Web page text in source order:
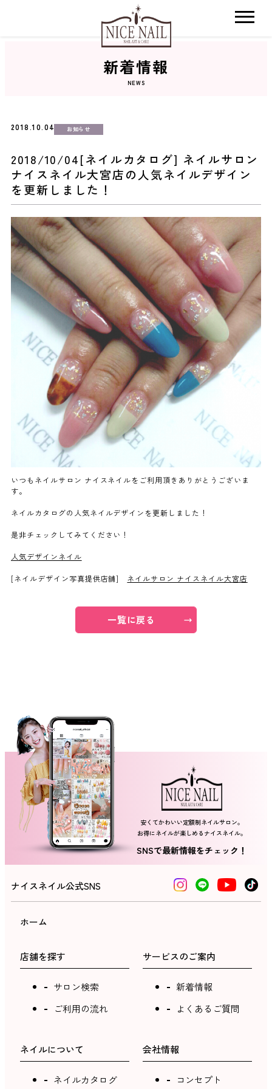
おすすめクーポン
料金メニュー
コンセプト
よくあるご質問
ご利用の流れ
取り扱いカラー
ネイル用語
消費者志向自主宣言
採用情報
ネイルスクール
新着情報
NEWS
2018.10.04 お知らせ
2018/10/04[ネイルカタログ] ネイルサロン
ナイスネイル大宮店の人気ネイルデザイン
を更新しました！
いつもネイルサロン ナイスネイルをご利用頂きありがとうございま
す。
ネイルカタログの人気ネイルデザインを更新しました！
是非チェックしてみてください！
人気デザインネイル
[ネイルデザイン写真提供店舗] ネイルサロン ナイスネイル大宮店
一覧に戻る
安くてかわいい定額制ネイルサロン。
お得にネイルが楽しめるナイスネイル。
SNSで最新情報をチェック！
ナイスネイル公式SNS
ホーム
店舗を探す
サロン検索
ご利用の流れ
サービスのご案内
新着情報
よくあるご質問
ネイルについて
ネイルカタログ
会社情報
コンセプト